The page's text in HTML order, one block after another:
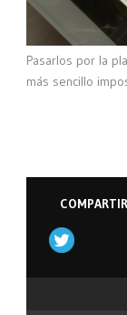
Pasarlos por la
más sencillo
COMPARTIR